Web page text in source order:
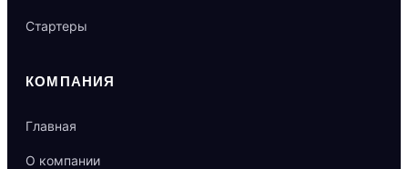
Стартеры
КОМПАНИЯ
Главная
О компании